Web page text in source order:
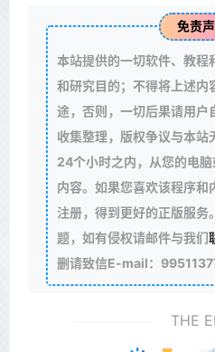
免责
本站提供的一切软件、教程
和研究目的；不得将上述内
途，否则，一切后果请用户
收集整理，版权争议与本站
24个小时之内，从您的电
内容。如果您喜欢该程序和
注册，得到更好的正版服务
题，如有侵权请邮件与我们
删请致信E-mail：
THE